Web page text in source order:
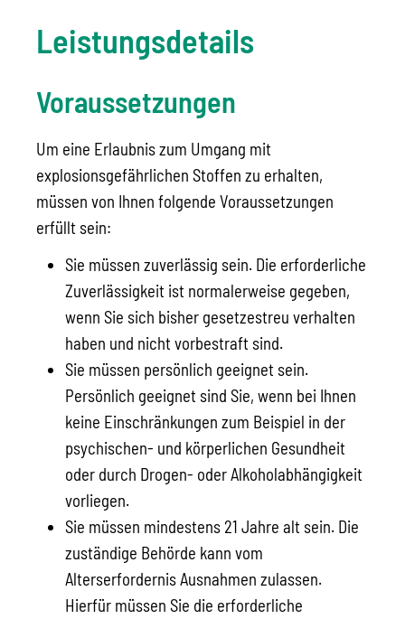
Leistungsdetails
Voraussetzungen
Um eine Erlaubnis zum Umgang mit
explosionsgefährlichen Stoffen zu erhalten,
müssen von Ihnen folgende Voraussetzungen
erfüllt sein:
Sie müssen zuverlässig sein. Die erforderliche
Zuverlässigkeit ist normalerweise gegeben,
wenn Sie sich bisher gesetzestreu verhalten
haben und nicht vorbestraft sind.
Sie müssen persönlich geeignet sein.
Persönlich geeignet sind Sie, wenn bei Ihnen
keine Einschränkungen zum Beispiel in der
psychischen- und körperlichen Gesundheit
oder durch Drogen- oder Alkoholabhängigkeit
vorliegen.
Sie müssen mindestens 21 Jahre alt sein. Die
zuständige Behörde kann vom
Alterserfordernis Ausnahmen zulassen.
Hierfür müssen Sie die erforderliche